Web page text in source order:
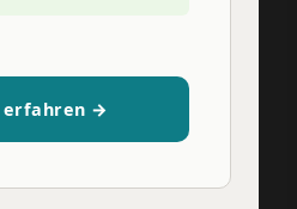
erfahren →